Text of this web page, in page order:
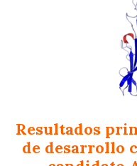
Resultados
de desarrollo